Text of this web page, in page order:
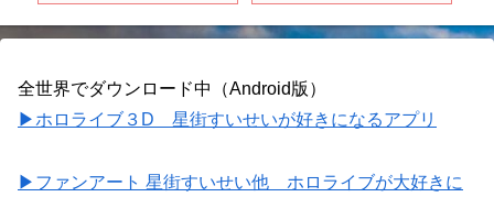
全世界でダウンロード中（Android版）
▶ホロライブ３D 星街すいせいが好きになるアプリ
▶ファンアート 星街すいせい他 ホロライブが大好きに